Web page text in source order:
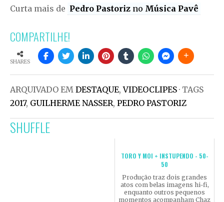
Curta mais de Pedro Pastoriz no Música Pavê
COMPARTILHE!
SHARES
ARQUIVADO EM DESTAQUE,VIDEOCLIPES · TAGS
2017, GUILHERME NASSER, PEDRO PASTORIZ
SHUFFLE
TORO Y MOI + INSTUPENDO - 50-
50
Produção traz dois grandes
atos com belas imagens hi-fi,
enquanto outros pequenos
momentos acompanham Chaz